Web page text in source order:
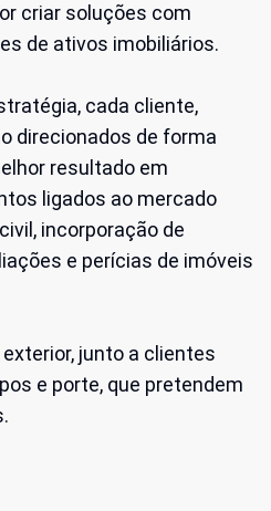
criar soluções com
de ativos imobiliários.
cada cliente,
direcionados de forma
resultado em
ligados ao mercado
incorporação de
e perícias de imóveis
junto a clientes
e porte, que pretendem